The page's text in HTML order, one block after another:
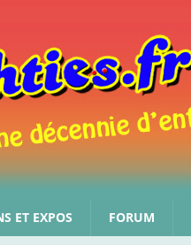
ET EXPOS FORUM